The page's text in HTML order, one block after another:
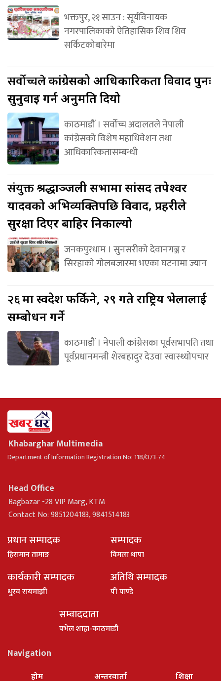
भक्तपुर, २१ साउन : सूर्यविनायक
नगरपालिकाको ऐतिहासिक शिव शिव
सर्किटकोबारेमा
सर्वोच्चलेकांग्रेसको आधिकारिकता विवाद पुनः
सुनुवाइ गर्न अनुमति दियो
काठमाडौं । सर्वोच्च अदालतले नेपाली
कांग्रेसको विशेष महाधिवेशन तथा
आधिकारिकतासम्बन्धी
संयुक्तश्रद्धाञ्जली सभामा सांसद तपेश्वर
यादवको अभिव्यक्तिपछि विवाद, प्रहरीले
सुरक्षा दिएर बाहिर निकाल्यो
जनकपुरधाम । सुनसरीको देवानगञ्ज र
सिरहाको गोलबजारमा भएका घटनामा ज्यान
२६मा स्वदेश फर्किने, २९ गते राष्ट्रिय भेलालाई
सम्बोधन गर्ने
काठमाडौं । नेपाली कांग्रेसका पूर्वसभापति तथा
पूर्वप्रधानमन्त्री शेरबहादुर देउवा स्वास्थ्योपचार
Khabarghar Multimedia
Department of Information Registration No: 118/073-74
Head Office
Bagbazar -28 VIP Marg, KTM
Contact No: 9851204183, 9841514183
प्रधान सम्पादक
हिरामान तामाङ
सम्पादक
विमला थापा
कार्यकारी सम्पादक
धु्रव रायमाझी
अतिथि सम्पादक
पी पाण्डे
सम्वाददाता
पभेल शाहा-काठमाडौ
Navigation
होम अन्तरवार्ता शिक्षा